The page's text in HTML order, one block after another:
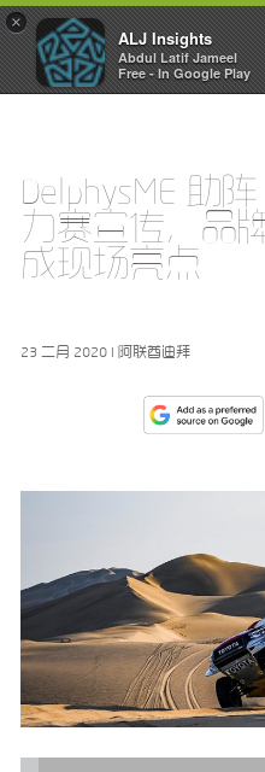
×
ALJ Insights
Abdul Latif Jameel
Free - In Google Play
Toggle
navigation
DelphysME 助
力赛宣传，品
成现场亮点
23 二月 2020 I 阿联酋迪拜